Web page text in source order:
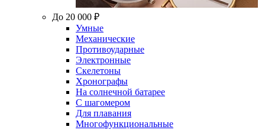
До 20 000 ₽
Умные
Механические
Противоударные
Электронные
Скелетоны
Хронографы
На солнечной батарее
С шагомером
Для плавания
Многофункциональные